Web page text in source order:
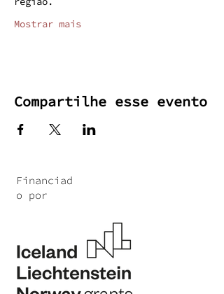
Mostrar mais
Compartilhe esse evento
Financiad
o por